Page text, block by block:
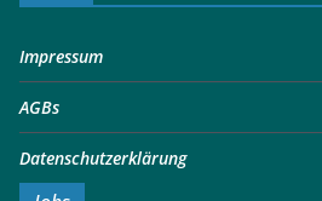
Impressum
AGBs
Datenschutzerklärung